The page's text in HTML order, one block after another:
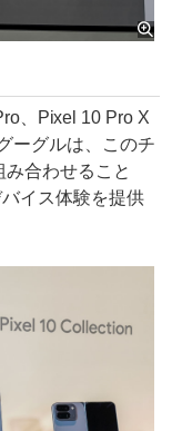
、Pixel 10 Pro X
ーグルは、このチ
合わせること
イス体験を提供